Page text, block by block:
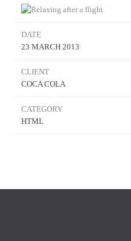
DATE
23 MARCH 2013
CLIENT
COCA COLA
CATEGORY
HTML